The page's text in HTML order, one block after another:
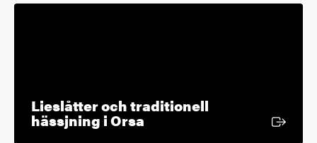
Lieslåtter och traditionell
hässjning i Orsa